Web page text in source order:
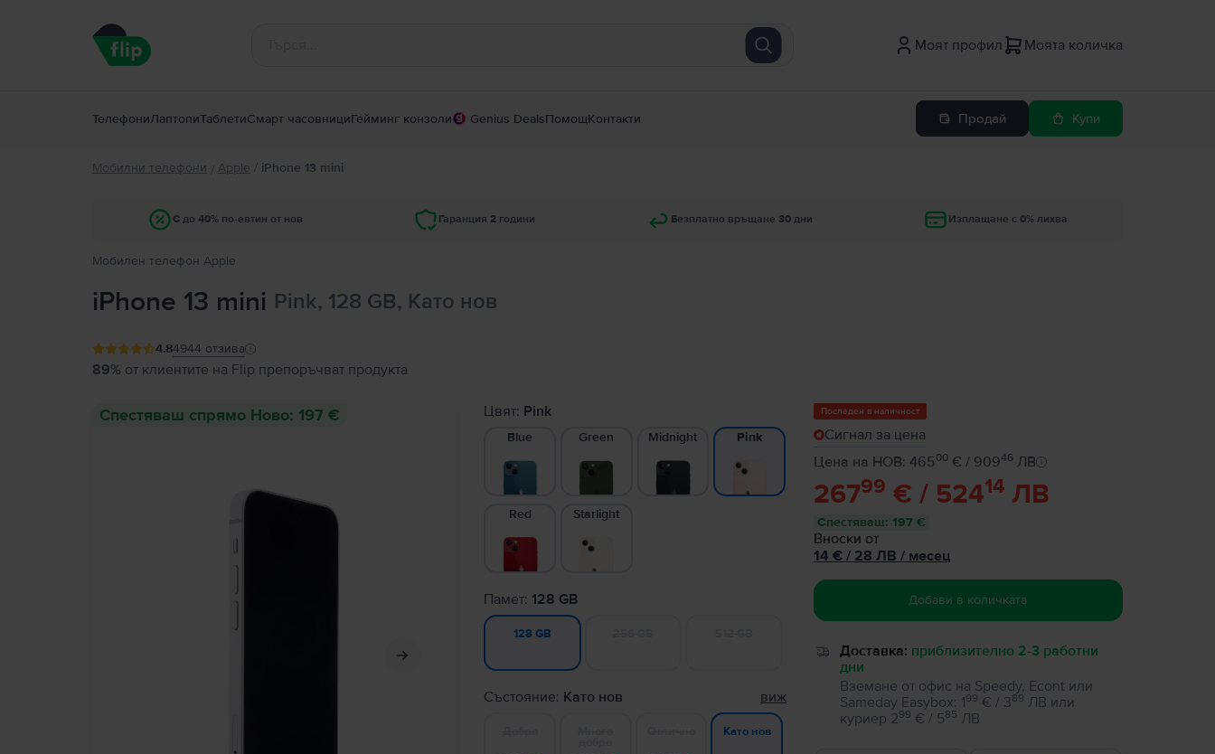
Моят профил Моята количка
ТелефониЛаптопиТаблетиСмарт часовнициГейминг конзоли Genius DealsПомощКонтакти Продай Купи
Мобилни телефони / Apple / iPhone 13 mini
С до 40% по-евтин от нов Гаранция 2 години Безплатно връщане 30 дни Изплащане с 0% лихва
Мобилен телефон Apple
iPhone 13 mini Pink, 128 GB, Като нов
4.84944 отзива
89% от клиентите на Flip препоръчват продукта
Спестяваш спрямо Ново: 197 € Цвят: Pink
Blue Green Midnight Pink
Red Starlight
Памет: 128 GB
128 GB
Състояние: Като нов виж
Като нов
Последен в наличност
Сигнал за цена
Цена на НОВ: 46500€ / 90946ЛВ
26799 € / 52414ЛВ
Спестяваш: 197 €
Вноски от
14 €/ 28 ЛВ / месец
Добави в количката
Доставка: приблизително 2-3 работни
дни
Вземане от офис на Speedy, Econt или
Sameday Easybox: 199 € / 389 ЛВ или
куриер 299 € / 585 ЛВ